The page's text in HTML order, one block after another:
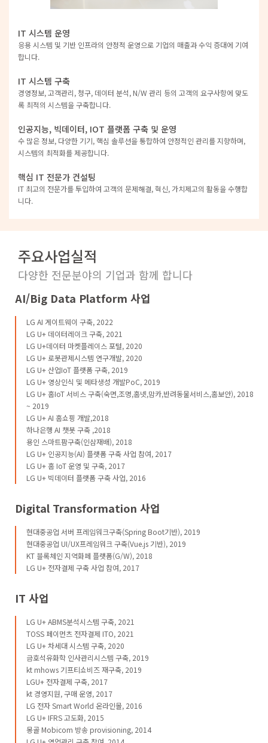
IT 시스템 운영
응용 시스템 및 기반 인프라의 안정적 운영으로 기업의 매출과 수익 증대에 기여
합니다.
IT 시스템 구축
경영정보, 고객관리, 청구, 데이터 분석, N/W 관리 등의 고객의 요구사항에 맞도
록 최적의 시스템을 구축합니다.
인공지능, 빅데이터, IOT 플랫폼 구축 및 운영
수 많은 정보, 다양한 기기, 핵심 솔루션을 통합하여 안정적인 관리를 지향하며,
시스템의 최적화를 제공합니다.
핵심 IT 전문가 컨설팅
IT 최고의 전문가를 투입하여 고객의 문제해결, 혁신, 가치제고의 활동을 수행합
니다.
주요사업실적
다양한 전문분야의 기업과 함께 합니다
AI/Big Data Platform 사업
LG AI 게이트웨이 구축, 2022
LG U+ 데이터레이크 구축, 2021
LG U+데이터 마켓플레이스 포털, 2020
LG U+ 로봇관제시스템 연구개발, 2020
LG U+ 산업IoT 플랫폼 구축, 2019
LG U+ 영상인식 및 메타생성 개발PoC, 2019
LG U+ 홈IoT 서비스 구축(숙면,조명,홈넷,맘카,반려동물서비스,홈보안), 2018
~ 2019
LG U+ AI 홈쇼핑 개발,2018
하나은행 AI 챗봇 구축 ,2018
용인 스마트팜구축(인삼재배), 2018
LG U+ 인공지능(AI) 플랫폼 구축 사업 참여, 2017
LG U+ 홈 IoT 운영 및 구축, 2017
LG U+ 빅데이터 플랫폼 구축 사업, 2016
Digital Transformation 사업
현대중공업 서버 프레임워크구축(Spring Boot기반), 2019
현대중공업 UI/UX프레임워크 구축(Vue.js 기반), 2019
KT 블록체인 지역화페 플랫폼(G/W), 2018
LG U+ 전자결제 구축 사업 참여, 2017
IT 사업
LG U+ ABMS분석시스템 구축, 2021
TOSS 페이먼츠 전자결제 ITO, 2021
LG U+ 차세대 시스템 구축, 2020
금호석유화학 인사관리시스템 구축, 2019
kt mhows 기프티쇼비즈 재구축, 2019
LGU+ 전자결제 구축, 2017
kt 경영지원, 구매 운영, 2017
LG 전자 Smart World 온라인몰, 2016
LG U+ IFRS 고도화, 2015
몽골 Mobicom 방송 provisioning, 2014